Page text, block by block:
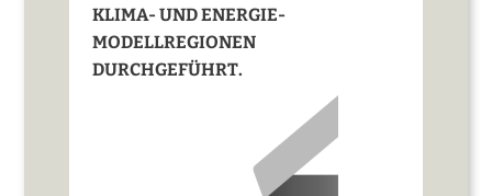
KLIMA- UND ENERGIE-
MODELLREGIONEN
DURCHGEFÜHRT.